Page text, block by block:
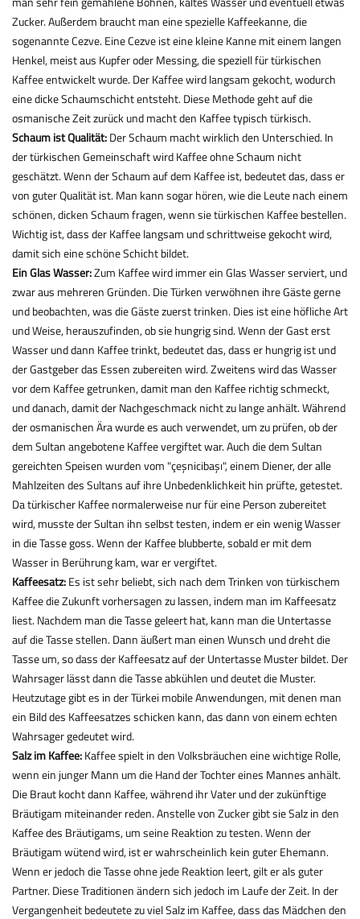
Zucker. Außerdem braucht man eine spezielle Kaffeekanne, die
sogenannte Cezve. Eine Cezve ist eine kleine Kanne mit einem langen
Henkel, meist aus Kupfer oder Messing, die speziell für türkischen
Kaffee entwickelt wurde. Der Kaffee wird langsam gekocht, wodurch
eine dicke Schaumschicht entsteht. Diese Methode geht auf die
osmanische Zeit zurück und macht den Kaffee typisch türkisch.
Schaum ist Qualität:Der Schaum macht wirklich den Unterschied. In
der türkischen Gemeinschaft wird Kaffee ohne Schaum nicht
geschätzt. Wenn der Schaum auf dem Kaffee ist, bedeutet das, dass er
von guter Qualität ist. Man kann sogar hören, wie die Leute nach einem
schönen, dicken Schaum fragen, wenn sie türkischen Kaffee bestellen.
Wichtig ist, dass der Kaffee langsam und schrittweise gekocht wird,
damit sich eine schöne Schicht bildet.
Ein Glas Wasser:Zum Kaffee wird immer ein Glas Wasser serviert, und
zwar aus mehreren Gründen. Die Türken verwöhnen ihre Gäste gerne
und beobachten, was die Gäste zuerst trinken. Dies ist eine höfliche Art
und Weise, herauszufinden, ob sie hungrig sind. Wenn der Gast erst
Wasser und dann Kaffee trinkt, bedeutet das, dass er hungrig ist und
der Gastgeber das Essen zubereiten wird. Zweitens wird das Wasser
vor dem Kaffee getrunken, damit man den Kaffee richtig schmeckt,
und danach, damit der Nachgeschmack nicht zu lange anhält. Während
der osmanischen Ära wurde es auch verwendet, um zu prüfen, ob der
dem Sultan angebotene Kaffee vergiftet war. Auch die dem Sultan
gereichten Speisen wurden vom "çeşnicibaşı", einem Diener, der alle
Mahlzeiten des Sultans auf ihre Unbedenklichkeit hin prüfte, getestet.
Da türkischer Kaffee normalerweise nur für eine Person zubereitet
wird, musste der Sultan ihn selbst testen, indem er ein wenig Wasser
in die Tasse goss. Wenn der Kaffee blubberte, sobald er mit dem
Wasser in Berührung kam, war er vergiftet.
Kaffeesatz:Es ist sehr beliebt, sich nach dem Trinken von türkischem
Kaffee die Zukunft vorhersagen zu lassen, indem man im Kaffeesatz
liest. Nachdem man die Tasse geleert hat, kann man die Untertasse
auf die Tasse stellen. Dann äußert man einen Wunsch und dreht die
Tasse um, so dass der Kaffeesatz auf der Untertasse Muster bildet. Der
Wahrsager lässt dann die Tasse abkühlen und deutet die Muster.
Heutzutage gibt es in der Türkei mobile Anwendungen, mit denen man
ein Bild des Kaffeesatzes schicken kann, das dann von einem echten
Wahrsager gedeutet wird.
Salz im Kaffee:Kaffee spielt in den Volksbräuchen eine wichtige Rolle,
wenn ein junger Mann um die Hand der Tochter eines Mannes anhält.
Die Braut kocht dann Kaffee, während ihr Vater und der zukünftige
Bräutigam miteinander reden. Anstelle von Zucker gibt sie Salz in den
Kaffee des Bräutigams, um seine Reaktion zu testen. Wenn der
Bräutigam wütend wird, ist er wahrscheinlich kein guter Ehemann.
Wenn er jedoch die Tasse ohne jede Reaktion leert, gilt er als guter
Partner. Diese Traditionen ändern sich jedoch im Laufe der Zeit. In der
Vergangenheit bedeutete zu viel Salz im Kaffee, dass das Mädchen den